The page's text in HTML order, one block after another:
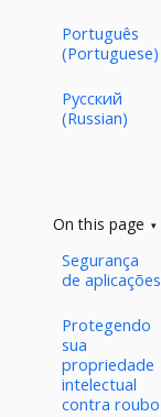
Português
(Portuguese)
Русский
(Russian)
On this page
Segurança
de aplicações
Protegendo
sua
propriedade
intelectual
contra roubo